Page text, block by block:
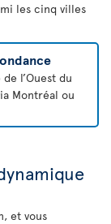
les cinq villes
l’Ouest du
Montréal ou
et vous